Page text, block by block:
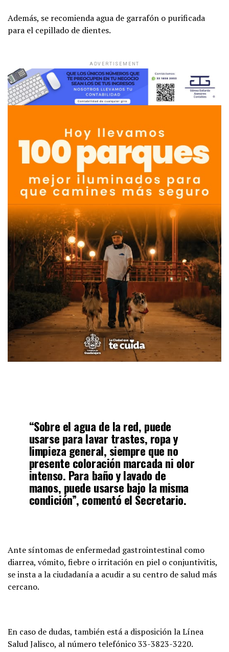
Además, se recomienda agua de garrafón o purificada
para el cepillado de dientes.
ADVERTISEMENT
“Sobre el agua de la red, puede
usarse para lavar trastes, ropa y
limpieza general, siempre que no
presente coloración marcada ni olor
intenso. Para baño y lavado de
manos, puede usarse bajo la misma
condición”, comentó el Secretario.
Ante síntomas de enfermedad gastrointestinal como
diarrea, vómito, fiebre o irritación en piel o conjuntivitis,
se insta a la ciudadanía a acudir a su centro de salud más
cercano.
En caso de dudas, también está a disposición la Línea
Salud Jalisco, al número telefónico 33-3823-3220.